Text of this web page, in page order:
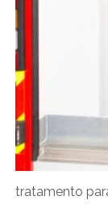
tratamento